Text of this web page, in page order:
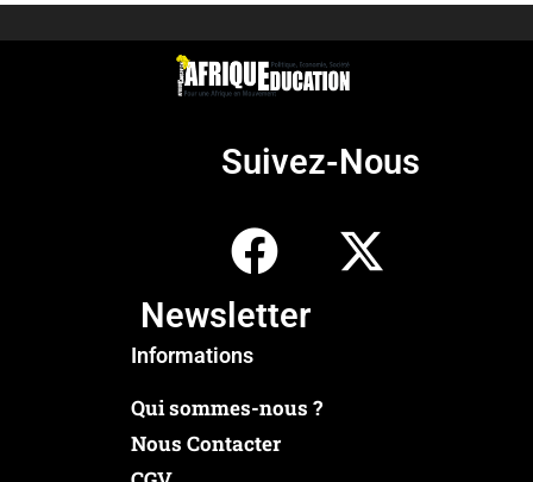
Suivez-Nous
Newsletter
Informations
Qui sommes-nous ?
Nous Contacter